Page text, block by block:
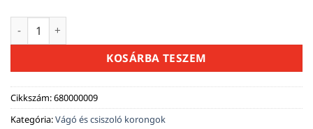
Vágókorong kőhöz 115x3.0x22.23mm mennyiség
KOSÁRBA TESZEM
Cikkszám:680000009
Kategória:Vágó és csiszoló korongok